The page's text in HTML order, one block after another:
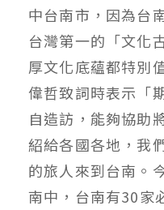
中台南市，因為台
台灣第一的「文化
厚文化底蘊都特別
偉哲致詞時表示「
自造訪，能夠協助
紹給各國各地，我
的旅人來到台南。
南中，台南有30家